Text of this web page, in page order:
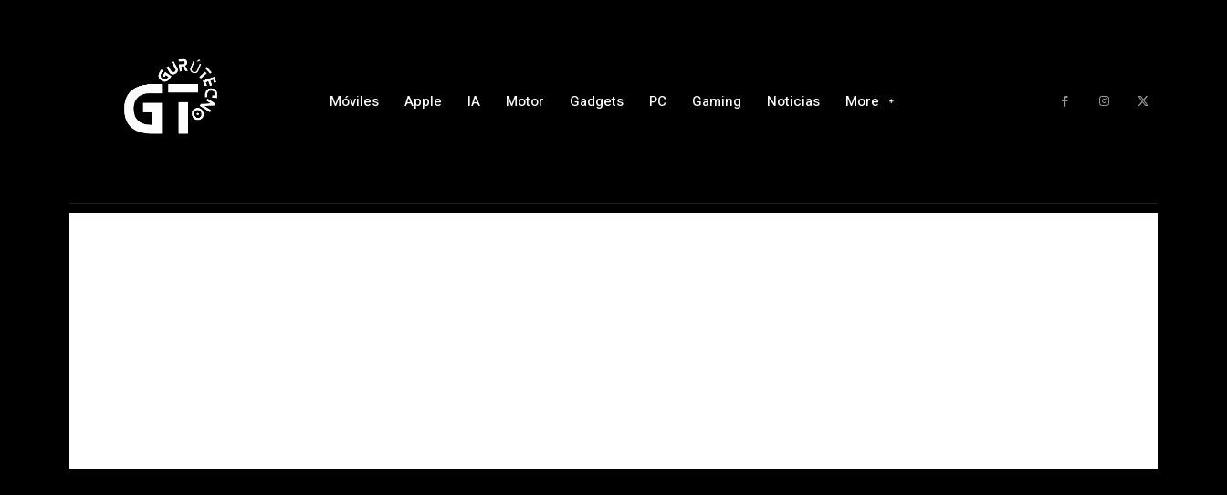
Móviles Apple IA Motor Gadgets PC Gaming Noticias More